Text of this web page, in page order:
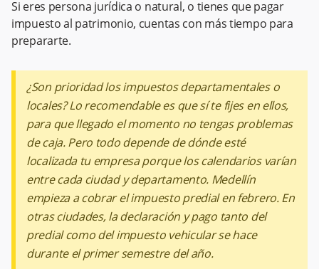
Si eres persona jurídica o natural, o tienes que pagar
impuesto al patrimonio, cuentas con más tiempo para
prepararte.
¿Son prioridad los impuestos departamentales o
locales? Lo recomendable es que sí te fijes en ellos,
para que llegado el momento no tengas problemas
de caja. Pero todo depende de dónde esté
localizada tu empresa porque los calendarios varían
entre cada ciudad y departamento. Medellín
empieza a cobrar el impuesto predial en febrero. En
otras ciudades, la declaración y pago tanto del
predial como del impuesto vehicular se hace
durante el primer semestre del año.